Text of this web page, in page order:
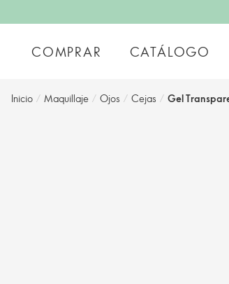
COMPRAR CATÁLOGO
Inicio / Maquillaje / Ojos / Cejas / Gel